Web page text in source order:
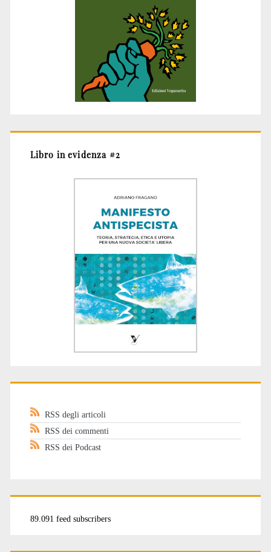
Libro in evidenza #2
RSS degli articoli
RSS dei commenti
RSS dei Podcast
89.091 feed subscribers